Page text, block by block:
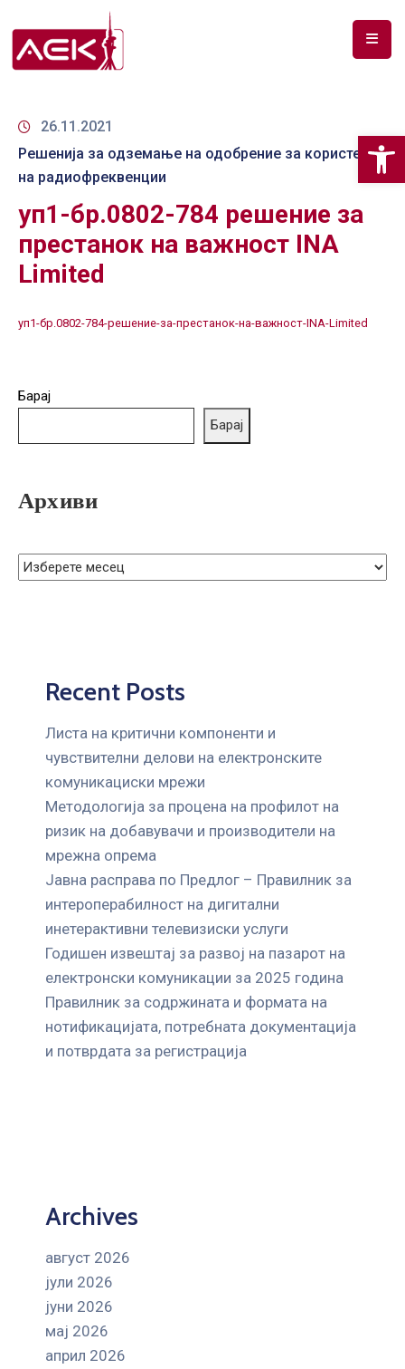
ЗА
ДОКУМЕНТИ
РФ
СПЕКТАР
ТЕЛЕКОМУНИКАЦИИ
АНАЛИЗА
ГРИЖА
ЈАВНИ
26.11.2021
Решенија за одземање на одобрение за користење
на радиофреквенции
уп1-бр.0802-784 решение за
престанок на важност INA
Limited
уп1-бр.0802-784-решение-за-престанок-на-важност-INA-Limited
Барај
Барај
Архиви
Recent Posts
Листа на критични компоненти и
чувствителни делови на електронските
комуникациски мрежи
Mетодологија за процена на профилот на
ризик на добавувачи и производители на
мрежна опрема
Јавна расправа по Предлог – Правилник за
интероперабилност на дигитални
инетерактивни телевизиски услуги
Годишен извештај за развој на пазарот на
електронски комуникации за 2025 година
Правилник за содржината и формата на
нотификацијата, потребната документација
и потврдата за регистрација
Archives
август 2026
јули 2026
јуни 2026
мај 2026
април 2026